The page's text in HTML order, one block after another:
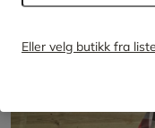
Eller velg butikk fra